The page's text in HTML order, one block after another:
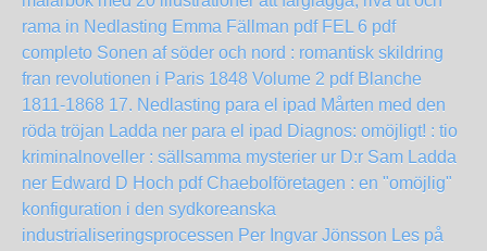
rama in Nedlasting Emma Fällman pdf FEL 6 pdf
completo Sonen af söder och nord : romantisk skildring
fran revolutionen i Paris 1848 Volume 2 pdf Blanche
1811-1868 17. Nedlasting para el ipad Mårten med den
röda tröjan Ladda ner para el ipad Diagnos: omöjligt! : tio
kriminalnoveller : sällsamma mysterier ur D:r Sam Ladda
ner Edward D Hoch pdf Chaebolföretagen : en "omöjlig"
konfiguration i den sydkoreanska
industrialiseringsprocessen Per Ingvar Jönsson Les på